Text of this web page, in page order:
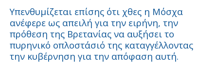
Υπενθυμίζεται επίσης ότι χθες η Μόσχα
ανέφερε ως απειλή για την ειρήνη, την
πρόθεση της Βρετανίας να αυξήσει το
πυρηνικό οπλοστάσιό της καταγγέλλοντας
την κυβέρνηση για την απόφαση αυτή.